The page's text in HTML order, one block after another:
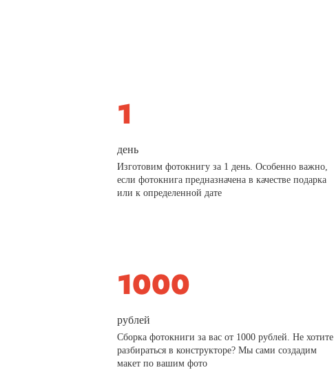
день
Изготовим фотокнигу за 1 день. Особенно важно,
если фотокнига предназначена в качестве подарка
или к определенной дате
рублей
Сборка фотокниги за вас от 1000 рублей. Не хотите
разбираться в конструкторе? Мы сами создадим
макет по вашим фото